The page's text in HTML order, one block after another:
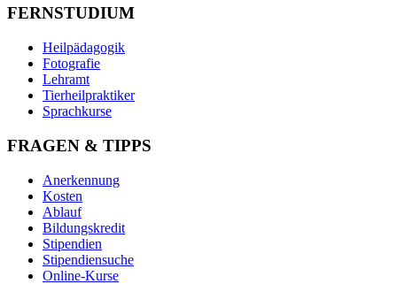
FERNSTUDIUM
Heilpädagogik
Fotografie
Lehramt
Tierheilpraktiker
Sprachkurse
FRAGEN & TIPPS
Anerkennung
Kosten
Ablauf
Bildungskredit
Stipendien
Stipendiensuche
Online-Kurse